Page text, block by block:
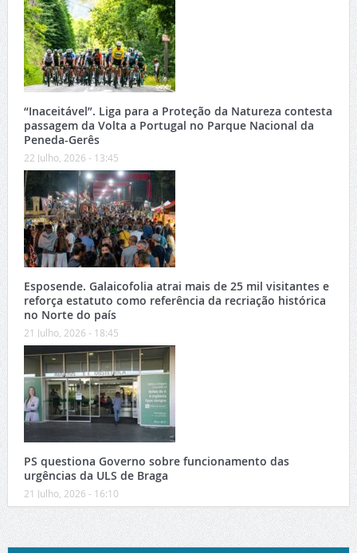
“Inaceitável”. Liga para a Proteção da Natureza contesta
passagem da Volta a Portugal no Parque Nacional da
Peneda-Gerês
22 Julho, 2026 - 13:45
Esposende. Galaicofolia atrai mais de 25 mil visitantes e
reforça estatuto como referência da recriação histórica
no Norte do país
21 Julho, 2026 - 18:45
PS questiona Governo sobre funcionamento das
urgências da ULS de Braga
21 Julho, 2026 - 16:10